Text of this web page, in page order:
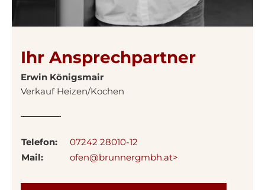
Ihr Ansprechpartner
Erwin Königsmair
Verkauf Heizen/Kochen
Telefon:
07242 28010-12
Mail:
ofen@brunnergmbh.at>